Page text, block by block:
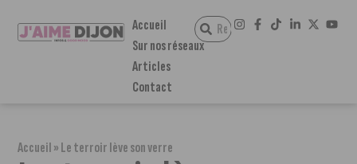
Accueil
Sur nos réseaux
Articles
Contact
Accueil»Le terroir lève son verre